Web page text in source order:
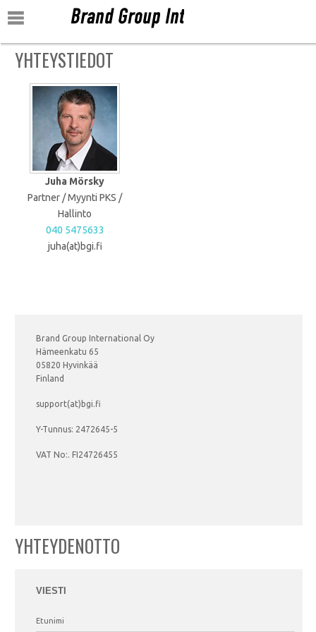
MIEHILLE
NAISILLE
LAPSILLE
KAIKILLE
YHTEYSTIEDOT
Juha Mörsky
Partner / Myynti PKS /
Hallinto
040 5475633
juha(at)bgi.fi
Brand Group International Oy
Hämeenkatu 65
05820 Hyvinkää
Finland
support(at)bgi.fi
Y-Tunnus: 2472645-5
VAT No:. FI24726455
YHTEYDENOTTO
VIESTI
Etunimi